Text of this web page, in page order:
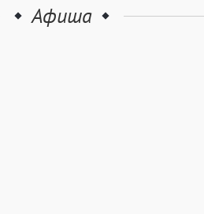
Афиша